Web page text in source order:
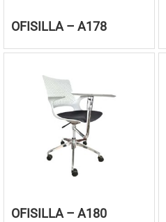
OFISILLA – A178
OFISILLA – A180